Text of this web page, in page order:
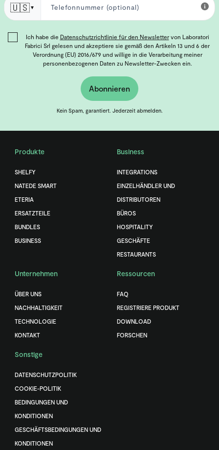
🇺🇸▼
Ich habe die Datenschutzrichtlinie für den Newslettervon Laboratori
Fabrici Srl gelesen und akzeptiere sie gemäß den Artikeln 13 und 6 der
Verordnung (EU) 2016/679 und willige in die Verarbeitung meiner
personenbezogenen Daten zu Newsletter-Zwecken ein.
Abonnieren
Kein Spam, garantiert. Jederzeit abmelden.
Produkte
SHELFY
NATEDE SMART
ETERIA
ERSATZTEILE
BUNDLES
BUSINESS
Business
INTEGRATIONS
EINZELHÄNDLER UND
DISTRIBUTOREN
BÜROS
HOSPITALITY
GESCHÄFTE
RESTAURANTS
Unternehmen
ÜBER UNS
NACHHALTIGKEIT
TECHNOLOGIE
KONTAKT
Ressourcen
FAQ
REGISTRIERE PRODUKT
DOWNLOAD
FORSCHEN
Sonstige
DATENSCHUTZPOLITIK
COOKIE-POLITIK
BEDINGUNGEN UND
KONDITIONEN
GESCHÄFTSBEDINGUNGEN UND
KONDITIONEN